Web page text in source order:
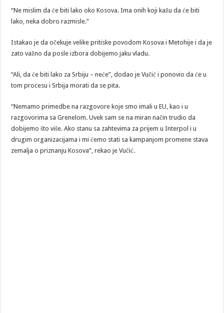
“Ne mislim da će biti lako oko Kosova. Ima onih koji kažu da će biti
lako, neka dobro razmisle.”
Istakao je da očekuje velike pritiske povodom Kosova i Metohije i da je
zato važno da posle izbora dobijemo jaku vladu.
“Ali, da će biti lako za Srbiju – neće”, dodao je Vučić i ponovio da će u
tom procesu i Srbija morati da se pita.
“Nemamo primedbe na razgovore koje smo imali u EU, kao i u
razgovorima sa Grenelom. Uvek sam se na miran način trudio da
dobijemo što više. Ako stanu sa zahtevima za prijem u Interpol i u
drugim organizacijama i mi ćemo stati sa kampanjom promene stava
zemalja o priznanju Kosova”, rekao je Vučić.